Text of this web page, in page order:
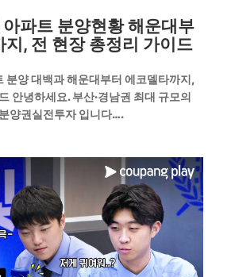
파트 분양현황 해운대부
지, 전 현장 총정리 가이드
양 대백과 해운대부터 에코델타까지,
안녕하세요. 부산·경남권 최대 규모의
양권실전투자 입니다….